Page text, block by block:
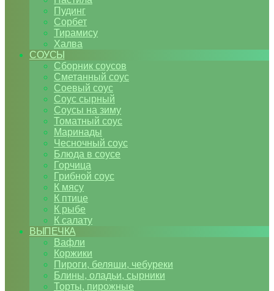
Пудинг
Сорбет
Тирамису
Халва
СОУСЫ
Сборник соусов
Сметанный соус
Соевый соус
Соус сырный
Соусы на зиму
Томатный соус
Маринады
Чесночный соус
Блюда в соусе
Горчица
Грибной соус
К мясу
К птице
К рыбе
К салату
ВЫПЕЧКА
Вафли
Коржики
Пироги, беляши, чебуреки
Блины, оладьи, сырники
Торты, пирожные